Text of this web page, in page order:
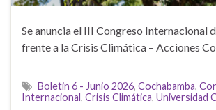
Se anuncia el III Congreso Internacional
frente a la Crisis Climática – Acciones
Boletin 6 - Junio 2026, Cochabamba,
Internacional, Crisis Climática, Universidad